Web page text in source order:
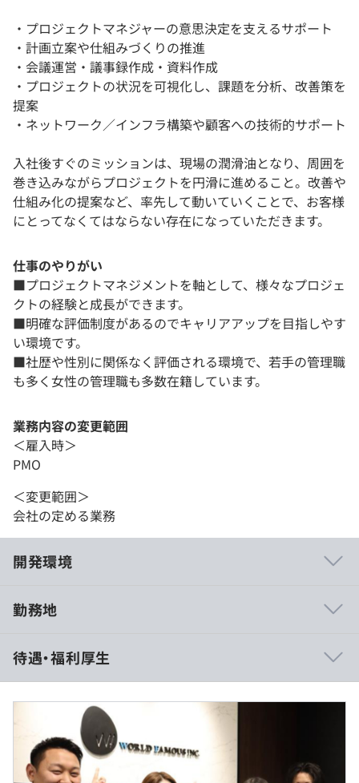
・プロジェクトマネジャーの意思決定を支えるサポート
・計画立案や仕組みづくりの推進
・会議運営・議事録作成・資料作成
・プロジェクトの状況を可視化し、課題を分析、改善策を
提案
・ネットワーク／インフラ構築や顧客への技術的サポート
入社後すぐのミッションは、現場の潤滑油となり、周囲を
巻き込みながらプロジェクトを円滑に進めること。改善や
仕組み化の提案など、率先して動いていくことで、お客様
にとってなくてはならない存在になっていただきます。
仕事のやりがい
■プロジェクトマネジメントを軸として、様々なプロジェ
クトの経験と成⾧ができます。
■明確な評価制度があるのでキャリアアップを目指しやす
い環境です。
■社歴や性別に関係なく評価される環境で、若手の管理職
も多く女性の管理職も多数在籍しています。
業務内容の変更範囲
＜雇入時＞
PMO
＜変更範囲＞
会社の定める業務
開発環境
勤務地
待遇・福利厚生
■月給 55万円〜
※経験・能力を考慮のうえ、当社規定により決定いたしま
す。